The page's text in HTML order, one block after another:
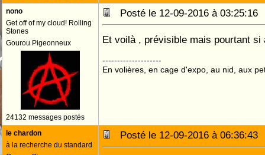
nono
Get off of my cloud! Rolling
Stones
Gourou Pigeonneux
24132 messages postés
Posté le 12-09-2016 à
Et voilà , prévisible mais pourtant
--------------------
En volières, en cage d'expo, au nid, aux
le chardon
à la recherche du standard
Posté le 12-09-2016 à